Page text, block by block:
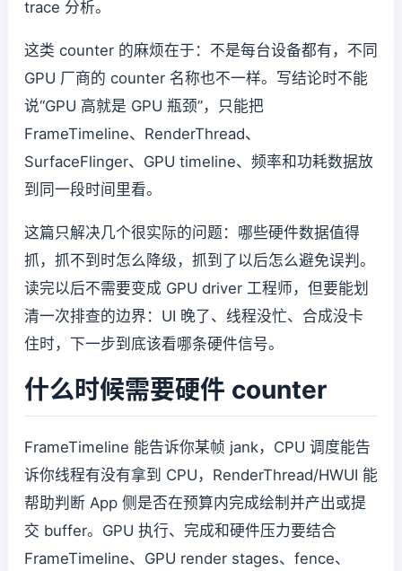
trace 分析。
这类 counter 的麻烦在于：不是每台设备都有，不同
GPU 厂商的 counter 名称也不一样。写结论时不能
说“GPU 高就是 GPU 瓶颈”，只能把
FrameTimeline、RenderThread、
SurfaceFlinger、GPU timeline、频率和功耗数据放
到同一段时间里看。
这篇只解决几个很实际的问题：哪些硬件数据值得
抓，抓不到时怎么降级，抓到了以后怎么避免误判。
读完以后不需要变成 GPU driver 工程师，但要能划
清一次排查的边界：UI 晚了、线程没忙、合成没卡
住时，下一步到底该看哪条硬件信号。
什么时候需要硬件 counter
FrameTimeline 能告诉你某帧 jank，CPU 调度能告
诉你线程有没有拿到 CPU，RenderThread/HWUI 能
帮助判断 App 侧是否在预算内完成绘制并产出或提
交 buffer。GPU 执行、完成和硬件压力要结合
FrameTimeline、GPU render stages、fence、